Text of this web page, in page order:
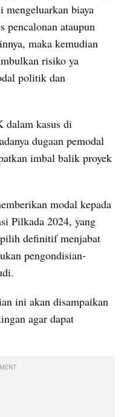
biaya
pencalonan ataupun
maka kemudian
risiko ya
politik dan
dalam kasus di
dugaan pemodal
imbal balik proyek
modal kepada
Pilkada 2024, yang
definitif menjabat
pengondisian-
ini akan disampaikan
agar dapat